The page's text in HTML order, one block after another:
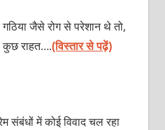
जैसे रोग से परेशान थे तो,
कुछ राहत….(विस्तार से पढ़ें)
संबंधों में कोई विवाद चल रहा